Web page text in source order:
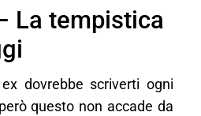
La tempistica
dovrebbe scriverti ogni
questo non accade da